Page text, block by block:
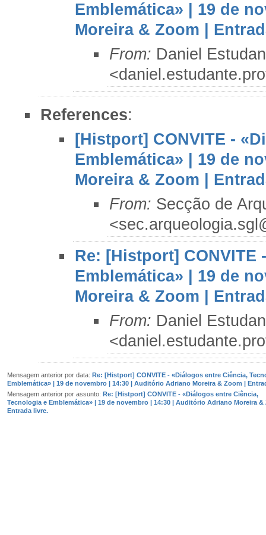
Emblemática» | 19 de
Moreira & Zoom |
From: Daniel
References:
[Histport] CONVITE -
Emblemática» | 19 de
Moreira & Zoom |
From: Secção de
Re: [Histport] CONVITE
Emblemática» | 19 de
Moreira & Zoom |
From: Daniel
Mensagem anterior por data: Re: [Histport] CONVITE - «Diálogos entre Ciência,
Emblemática» | 19 de novembro | 14:30 | Auditório Adriano Moreira & Zoom |
Mensagem anterior por assunto: Re: [Histport] CONVITE - «Diálogos entre Ciência,
Tecnologia e Emblemática» | 19 de novembro | 14:30 | Auditório Adriano Moreira &
Entrada livre.